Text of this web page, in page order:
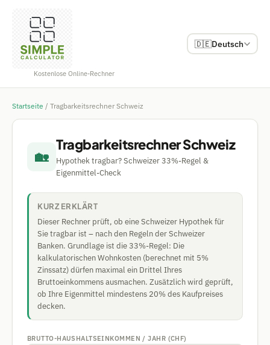
Kostenlose Online-Rechner
🇩🇪Deutsch
Startseite / Tragbarkeitsrechner Schweiz
🏡
Tragbarkeitsrechner Schweiz
Hypothek tragbar? Schweizer 33%-Regel &
Eigenmittel-Check
KURZ ERKLÄRT
Dieser Rechner prüft, ob eine Schweizer Hypothek für
Sie tragbar ist – nach den Regeln der Schweizer
Banken. Grundlage ist die 33%-Regel: Die
kalkulatorischen Wohnkosten (berechnet mit 5%
Zinssatz) dürfen maximal ein Drittel Ihres
Bruttoeinkommens ausmachen. Zusätzlich wird geprüft,
ob Ihre Eigenmittel mindestens 20% des Kaufpreises
decken.
BRUTTO-HAUSHALTSEINKOMMEN / JAHR (CHF)